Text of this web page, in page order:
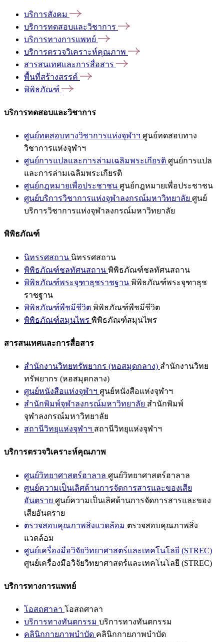
บริการสังคม
บริการทดสอบและวิชาการ
บริการทางการแพทย์
บริการตรวจวิเคราะห์คุณภาพ
สารสนเทศและการสื่อสาร
พื้นที่สร้างสรรค์
พิพิธภัณฑ์
บริการทดสอบและวิชาการ
ศูนย์ทดสอบทางวิชาการแห่งจุฬาฯ ศูนย์ทดสอบทาง
วิชาการแห่งจุฬาฯ
ศูนย์การแปลและการล่ามเฉลิมพระเกียรติ ศูนย์การแปล
และการล่ามเฉลิมพระเกียรติ
ศูนย์กฎหมายเพื่อประชาชน ศูนย์กฎหมายเพื่อประชาชน
ศูนย์บริการวิชาการแห่งจุฬาลงกรณ์มหาวิทยาลัย ศูนย์
บริการวิชาการแห่งจุฬาลงกรณ์มหาวิทยาลัย
พิพิธภัณฑ์
นิทรรศสถาน นิทรรศสถาน
พิพิธภัณฑ์ชลทัศนสถาน พิพิธภัณฑ์ชลทัศนสถาน
พิพิธภัณฑ์พระจุฑาธุชราชฐาน พิพิธภัณฑ์พระจุฑาธุช
ราชฐาน
พิพิธภัณฑ์พืชมีชีวิต พิพิธภัณฑ์พืชมีชีวิต
พิพิธภัณฑ์สมุนไพร พิพิธภัณฑ์สมุนไพร
สารสนเทศและการสื่อสาร
สำนักงานวิทยทรัพยากร (หอสมุดกลาง) สำนักงานวิทย
ทรัพยากร (หอสมุดกลาง)
ศูนย์หนังสือแห่งจุฬาฯ ศูนย์หนังสือแห่งจุฬาฯ
สำนักพิมพ์จุฬาลงกรณ์มหาวิทยาลัย สำนักพิมพ์
จุฬาลงกรณ์มหาวิทยาลัย
สถานีวิทยุแห่งจุฬาฯ สถานีวิทยุแห่งจุฬาฯ
บริการตรวจวิเคราะห์คุณภาพ
ศูนย์วิทยาศาสตร์ฮาลาล ศูนย์วิทยาศาสตร์ฮาลาล
ศูนย์ความเป็นเลิศด้านการจัดการสารและของเสีย
อันตราย ศูนย์ความเป็นเลิศด้านการจัดการสารและของ
เสียอันตราย
ตรวจสอบคุณภาพสิ่งแวดล้อม ตรวจสอบคุณภาพสิ่ง
แวดล้อม
ศูนย์เครื่องมือวิจัยวิทยาศาสตร์และเทคโนโลยี (STREC)
ศูนย์เครื่องมือวิจัยวิทยาศาสตร์และเทคโนโลยี (STREC)
บริการทางการแพทย์
โอสถศาลา โอสถศาลา
บริการทางทันตกรรม บริการทางทันตกรรม
คลินิกกายภาพบำบัด คลินิกกายภาพบำบัด